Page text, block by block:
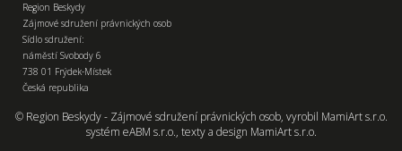
Region Beskydy
Zájmové sdružení právnických osob
Sídlo sdružení:
náměstí Svobody 6
738 01 Frýdek-Místek
Česká republika
© Region Beskydy - Zájmové sdružení právnických osob, vyrobil MamiArt s.r.o.
systém eABM s.r.o., texty a design MamiArt s.r.o.